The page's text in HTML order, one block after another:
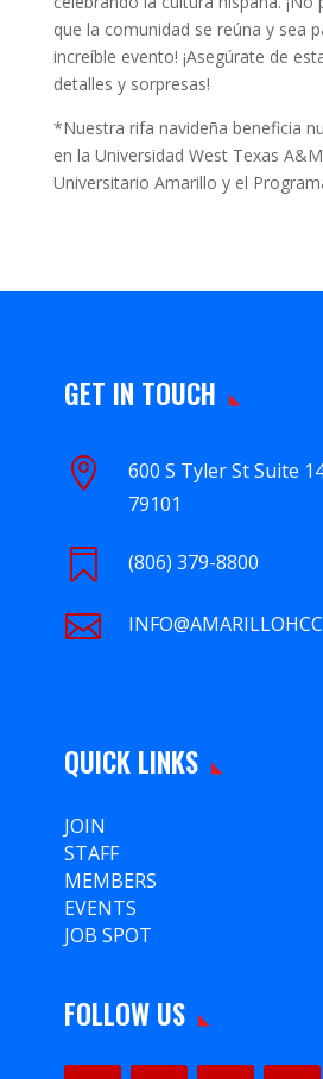
que la comunidad se reúna y sea
increíble evento! ¡Asegúrate de
detalles y sorpresas!
*Nuestra rifa navideña beneficia
en la Universidad West Texas
Universitario Amarillo y el
GET IN TOUCH

600 S Tyler St Suite
79101
 (806) 379-8800

QUICK LINKS
JOIN
STAFF
MEMBERS
EVENTS
JOB SPOT
FOLLOW US